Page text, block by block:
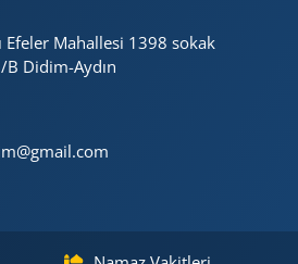
Efeler Mahallesi 1398 sokak
B Didim-Aydın